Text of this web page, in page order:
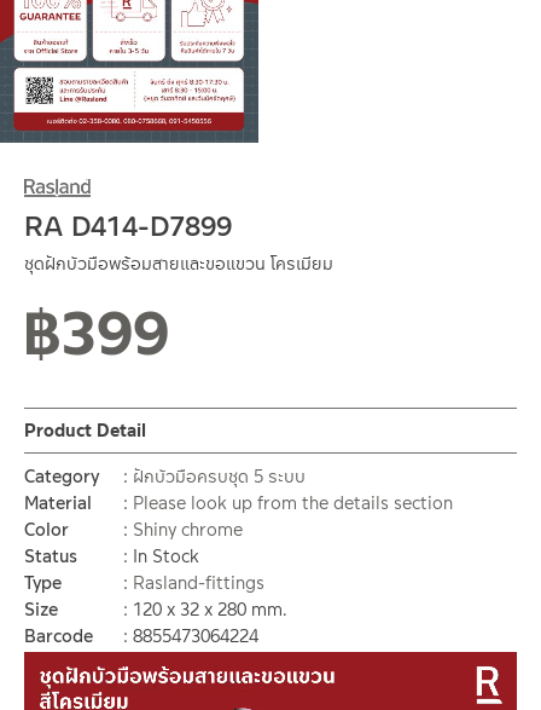
RA D414-D7899
ชุดฝักบัวมือพร้อมสายและขอแขวน โครเมียม
฿399
Product Detail
Category
ฝักบัวมือครบชุด 5 ระบบ
Material
Please look up from the details section
Color
Shiny chrome
Status
In Stock
Type
Rasland-fittings
Size
120 x 32 x 280 mm.
Barcode
8855473064224
Video
Player